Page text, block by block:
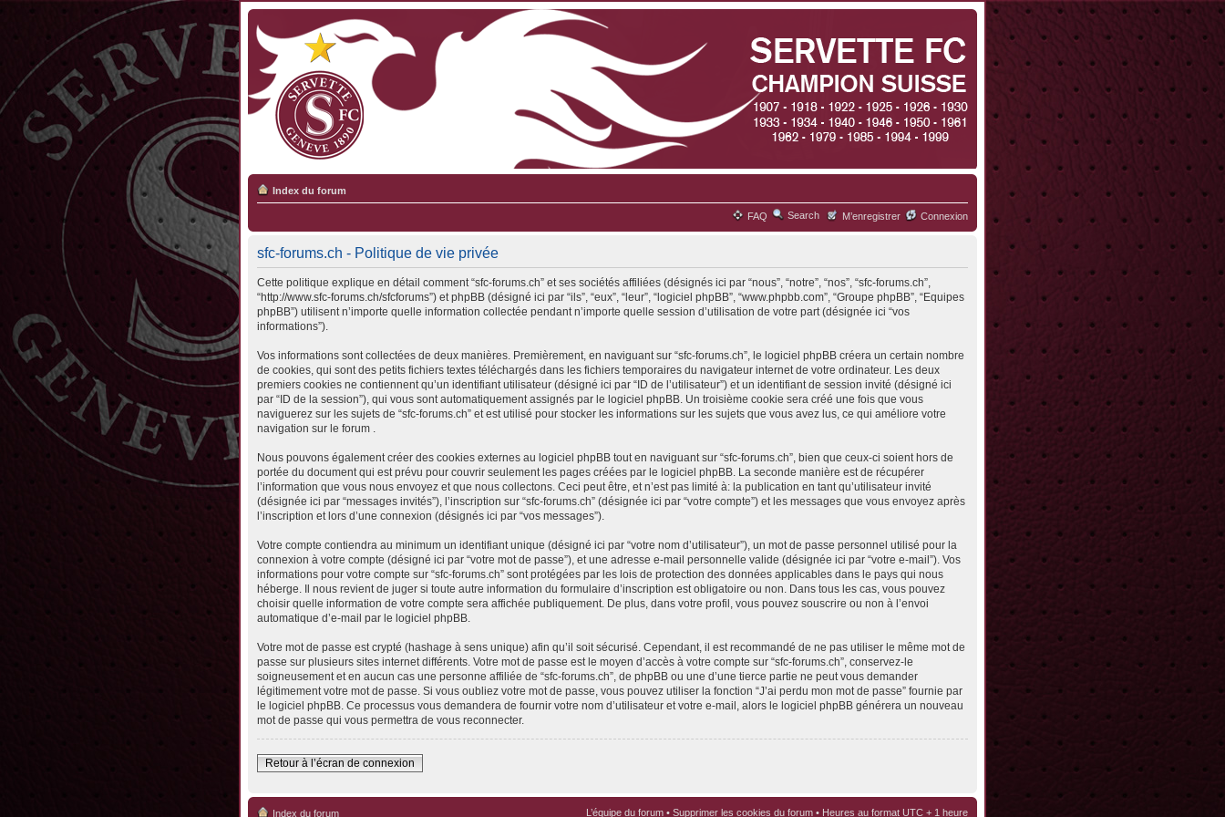
Index du forum
FAQ Search M’enregistrer Connexion
sfc-forums.ch - Politique de vie privée
Cette politique explique en détail comment “sfc-forums.ch” et ses sociétés affiliées (désignés ici par “nous”, “notre”, “nos”, “sfc-forums.ch”,
“http://www.sfc-forums.ch/sfcforums”) et phpBB (désigné ici par “ils”, “eux”, “leur”, “logiciel phpBB”, “www.phpbb.com”, “Groupe phpBB”, “Equipes
phpBB”) utilisent n’importe quelle information collectée pendant n’importe quelle session d’utilisation de votre part (désignée ici “vos
informations”).
Vos informations sont collectées de deux manières. Premièrement, en naviguant sur “sfc-forums.ch”, le logiciel phpBB créera un certain nombre
de cookies, qui sont des petits fichiers textes téléchargés dans les fichiers temporaires du navigateur internet de votre ordinateur. Les deux
premiers cookies ne contiennent qu’un identifiant utilisateur (désigné ici par “ID de l’utilisateur”) et un identifiant de session invité (désigné ici
par “ID de la session”), qui vous sont automatiquement assignés par le logiciel phpBB. Un troisième cookie sera créé une fois que vous
naviguerez sur les sujets de “sfc-forums.ch” et est utilisé pour stocker les informations sur les sujets que vous avez lus, ce qui améliore votre
navigation sur le forum .
Nous pouvons également créer des cookies externes au logiciel phpBB tout en naviguant sur “sfc-forums.ch”, bien que ceux-ci soient hors de
portée du document qui est prévu pour couvrir seulement les pages créées par le logiciel phpBB. La seconde manière est de récupérer
l’information que vous nous envoyez et que nous collectons. Ceci peut être, et n’est pas limité à: la publication en tant qu’utilisateur invité
(désignée ici par “messages invités”), l’inscription sur “sfc-forums.ch” (désignée ici par “votre compte”) et les messages que vous envoyez après
l’inscription et lors d’une connexion (désignés ici par “vos messages”).
Votre compte contiendra au minimum un identifiant unique (désigné ici par “votre nom d’utilisateur”), un mot de passe personnel utilisé pour la
connexion à votre compte (désigné ici par “votre mot de passe”), et une adresse e-mail personnelle valide (désignée ici par “votre e-mail”). Vos
informations pour votre compte sur “sfc-forums.ch” sont protégées par les lois de protection des données applicables dans le pays qui nous
héberge. Il nous revient de juger si toute autre information du formulaire d’inscription est obligatoire ou non. Dans tous les cas, vous pouvez
choisir quelle information de votre compte sera affichée publiquement. De plus, dans votre profil, vous pouvez souscrire ou non à l’envoi
automatique d’e-mail par le logiciel phpBB.
Votre mot de passe est crypté (hashage à sens unique) afin qu’il soit sécurisé. Cependant, il est recommandé de ne pas utiliser le même mot de
passe sur plusieurs sites internet différents. Votre mot de passe est le moyen d’accès à votre compte sur “sfc-forums.ch”, conservez-le
soigneusement et en aucun cas une personne affiliée de “sfc-forums.ch”, de phpBB ou une d’une tierce partie ne peut vous demander
légitimement votre mot de passe. Si vous oubliez votre mot de passe, vous pouvez utiliser la fonction “J’ai perdu mon mot de passe” fournie par
le logiciel phpBB. Ce processus vous demandera de fournir votre nom d’utilisateur et votre e-mail, alors le logiciel phpBB générera un nouveau
mot de passe qui vous permettra de vous reconnecter.
Retour à l’écran de connexion
Index du forum L’équipe du forum • Supprimer les cookies du forum • Heures au format UTC + 1 heure